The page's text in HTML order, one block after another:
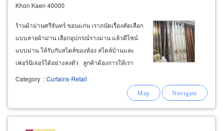
Khon Kaen 40000
ร้านผ้าม่านศรีจันทร์ ขอนแก่น เราถนัดเรื่องคัดเลือก
แบบลายผ้าม่าน เลือกอุปกรณ์รางม่าน แล้วดีไซน์
แบบม่าน ให้รับกับสไตล์ของห้อง สไตล์บ้านและ
เฟอร์นิเจอร์ได้อย่างลงตัว ลูกค้าต้องการให้เรา
ตามที่ลูกค้าเลือกในแบบที่ลูกค้าต้องการจัดให้ได้
Category :Curtains-Retail